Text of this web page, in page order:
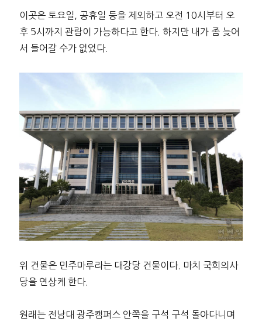
이곳은 토요일, 공휴일 등을 제외하고 오전 10시부터 오
후 5시까지 관람이 가능하다고 한다. 하지만 내가 좀 늦어
서 들어갈 수가 없었다.
위 건물은 민주마루라는 대강당 건물이다. 마치 국회의사
당을 연상케 한다.
원래는 전남대 광주캠퍼스 안쪽을 구석 구석 돌아다니며